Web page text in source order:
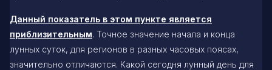
Данный показатель в этом пункте является
приблизительным. Точное значение начала и конца
лунных суток, для регионов в разных часовых поясах,
значительно отличаются. Какой сегодня лунный день для